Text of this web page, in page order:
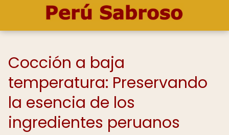
Cocción a baja
temperatura: Preservando
la esencia de los
ingredientes peruanos